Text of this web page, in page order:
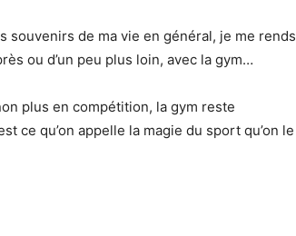
souvenirs de ma vie en général, je me rends
ou d’un peu plus loin, avec la gym…
plus en compétition, la gym reste
ce qu’on appelle la magie du sport qu’on le